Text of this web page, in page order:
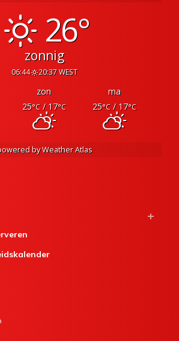
26°
zonnig
06:44 20:37 WEST
zon
ma
25°C/ 17°C 25°C/ 17°C
byWeather Atlas